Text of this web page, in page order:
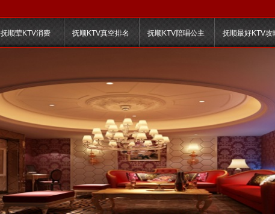
抚顺荤KTV消费 抚顺KTV真空排名 抚顺KTV陪唱公主 抚顺最好KTV攻